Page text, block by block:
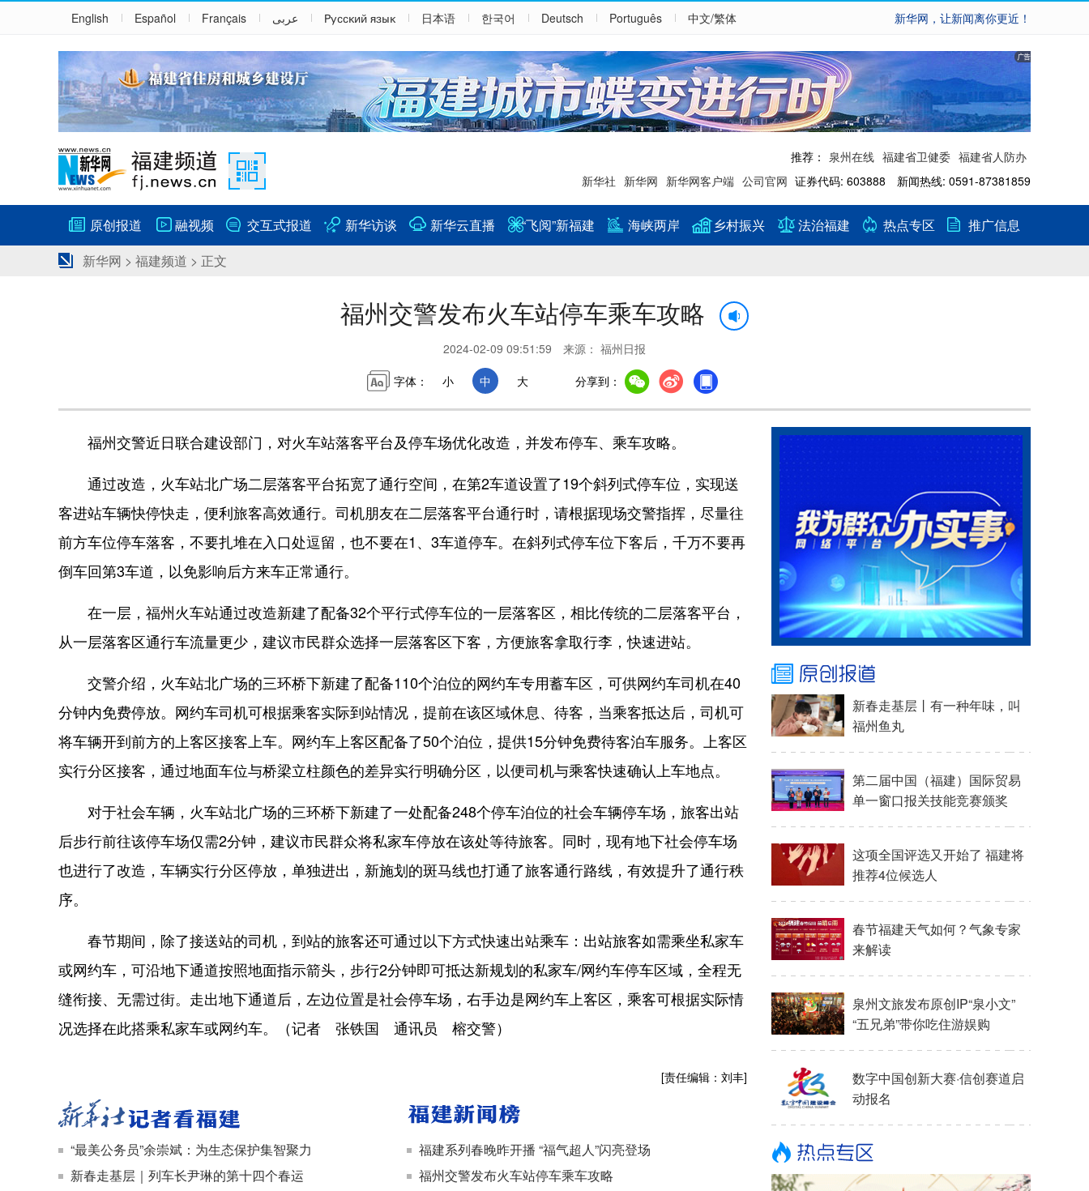
English Español Français عربى Русский язык 日本语 한국어 Deutsch Português 中文/繁体 新华网，让新闻离你更近！
推荐： 泉州在线 福建省卫健委 福建省人防办
新华社 新华网 新华网客户端 公司官网 证券代码: 603888 新闻热线: 0591-87381859
原创报道 融视频 交互式报道 新华访谈 新华云直播 “飞阅”新福建 海峡两岸 乡村振兴 法治福建 热点专区
推广信息
新华网 > 福建频道 > 正文
福州交警发布火车站停车乘车攻略
2024-02-09 09:51:59 来源： 福州日报
字体：
小 中 大 分享到：
福州交警近日联合建设部门，对火车站落客平台及停车场优化改造，并发布停车、乘车攻略。
通过改造，火车站北广场二层落客平台拓宽了通行空间，在第2车道设置了19个斜列式停车位，实现送
客进站车辆快停快走，便利旅客高效通行。司机朋友在二层落客平台通行时，请根据现场交警指挥，尽量往
前方车位停车落客，不要扎堆在入口处逗留，也不要在1、3车道停车。在斜列式停车位下客后，千万不要再
倒车回第3车道，以免影响后方来车正常通行。
在一层，福州火车站通过改造新建了配备32个平行式停车位的一层落客区，相比传统的二层落客平台，
从一层落客区通行车流量更少，建议市民群众选择一层落客区下客，方便旅客拿取行李，快速进站。
交警介绍，火车站北广场的三环桥下新建了配备110个泊位的网约车专用蓄车区，可供网约车司机在40
分钟内免费停放。网约车司机可根据乘客实际到站情况，提前在该区域休息、待客，当乘客抵达后，司机可
将车辆开到前方的上客区接客上车。网约车上客区配备了50个泊位，提供15分钟免费待客泊车服务。上客区
实行分区接客，通过地面车位与桥梁立柱颜色的差异实行明确分区，以便司机与乘客快速确认上车地点。
对于社会车辆，火车站北广场的三环桥下新建了一处配备248个停车泊位的社会车辆停车场，旅客出站
后步行前往该停车场仅需2分钟，建议市民群众将私家车停放在该处等待旅客。同时，现有地下社会停车场
也进行了改造，车辆实行分区停放，单独进出，新施划的斑马线也打通了旅客通行路线，有效提升了通行秩
序。
春节期间，除了接送站的司机，到站的旅客还可通过以下方式快速出站乘车：出站旅客如需乘坐私家车
或网约车，可沿地下通道按照地面指示箭头，步行2分钟即可抵达新规划的私家车/网约车停车区域，全程无
缝衔接、无需过街。走出地下通道后，左边位置是社会停车场，右手边是网约车上客区，乘客可根据实际情
况选择在此搭乘私家车或网约车。（记者 张铁国 通讯员 榕交警）
[责任编辑：刘丰]
“最美公务员”余崇斌：为生态保护集智聚力
新春走基层｜列车长尹琳的第十四个春运
福建系列春晚昨开播 “福气超人”闪亮登场
福州交警发布火车站停车乘车攻略
新春走基层丨有一种年味，叫
福州鱼丸
第二届中国（福建）国际贸易
单一窗口报关技能竞赛颁奖
这项全国评选又开始了 福建将
推荐4位候选人
春节福建天气如何？气象专家
来解读
泉州文旅发布原创IP“泉小文”
“五兄弟”带你吃住游娱购
数字中国创新大赛·信创赛道启
动报名